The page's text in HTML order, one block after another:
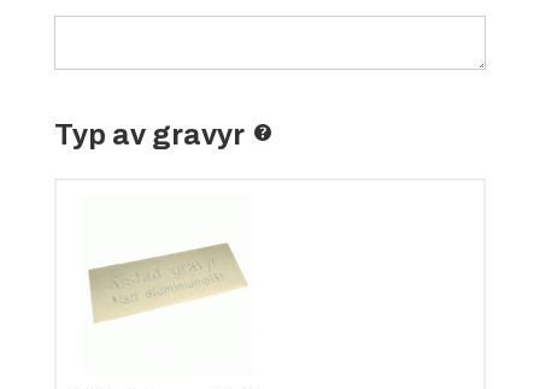
Typ av gravyr